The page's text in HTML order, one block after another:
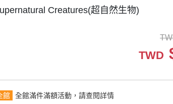
Creatures(超自然生物)
TWD
館 全館滿件滿額活動，請查閱詳情